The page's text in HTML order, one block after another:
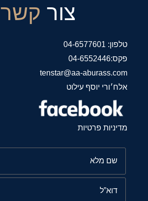
צור קשר
טלפון: 04-6577601
פקס:04-6552446
tenstar@aa-aburass.com
אלח׳ורי יוסף עילוט
מדיניות פרטיות